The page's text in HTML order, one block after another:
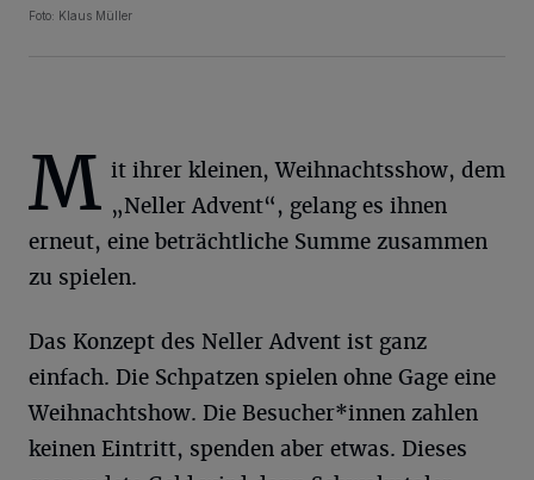
Foto: Klaus Müller
M it ihrer kleinen, Weihnachtsshow, dem
„Neller Advent“, gelang es ihnen
erneut, eine beträchtliche Summe zusammen
zu spielen.
Das Konzept des Neller Advent ist ganz
einfach. Die Schpatzen spielen ohne Gage eine
Weihnachtshow. Die Besucher*innen zahlen
keinen Eintritt, spenden aber etwas. Dieses